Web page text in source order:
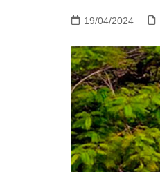
19/04/2024